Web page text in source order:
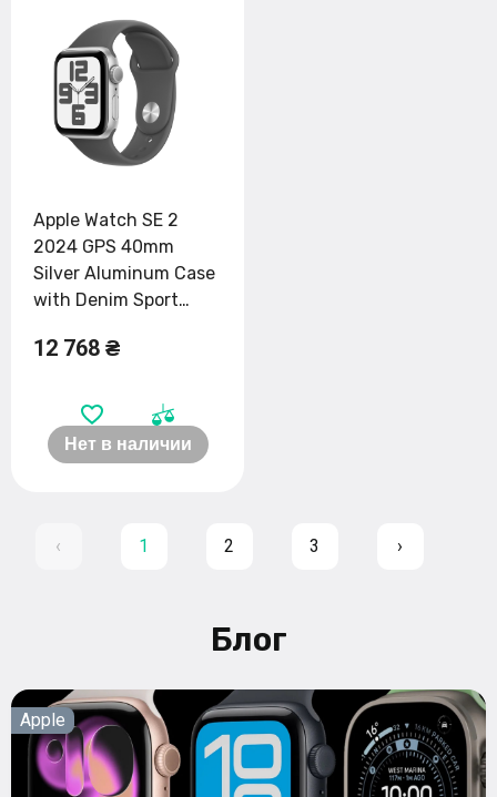
Apple Watch SE 2
2024 GPS 40mm
Silver Aluminum Case
with Denim Sport
12 768 ₴
Нет в наличии
‹ 1 2 3 ›
Блог
Apple